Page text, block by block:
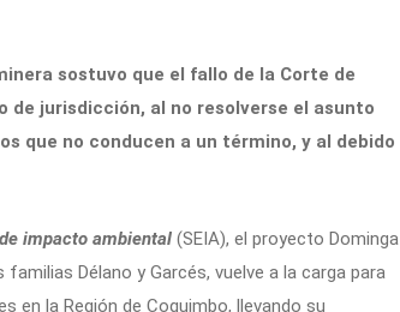
sostuvo que el fallo de la Corte de
jurisdicción, al no resolverse el asunto
que no conducen a un término, y al debido
impacto ambiental (SEIA), el proyecto Dominga
Délano y Garcés, vuelve a la carga para
en la Región de Coquimbo, llevando su